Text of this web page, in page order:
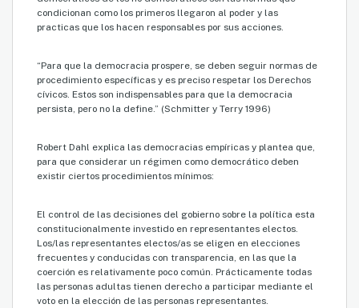
condicionan como los primeros llegaron al poder y las
practicas que los hacen responsables por sus acciones.
“Para que la democracia prospere, se deben seguir normas de
procedimiento específicas y es preciso respetar los Derechos
cívicos. Estos son indispensables para que la democracia
persista, pero no la define.” (Schmitter y Terry 1996)
Robert Dahl explica las democracias empíricas y plantea que,
para que considerar un régimen como democrático deben
existir ciertos procedimientos mínimos:
El control de las decisiones del gobierno sobre la política esta
constitucionalmente investido en representantes electos.
Los/las representantes electos/as se eligen en elecciones
frecuentes y conducidas con transparencia, en las que la
coerción es relativamente poco común. Prácticamente todas
las personas adultas tienen derecho a participar mediante el
voto en la elección de las personas representantes.